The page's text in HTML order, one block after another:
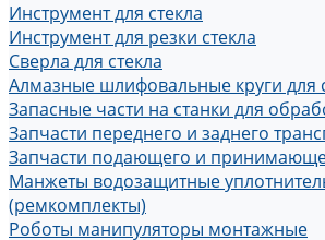
Инструмент для стекла
Инструмент для резки стекла
Сверла для стекла
Алмазные шлифовальные круги для
Запасные части на станки для
Запчасти переднего и заднего
Запчасти подающего и
Манжеты водозащитные
(ремкомплекты)
Роботы манипуляторы монтажные